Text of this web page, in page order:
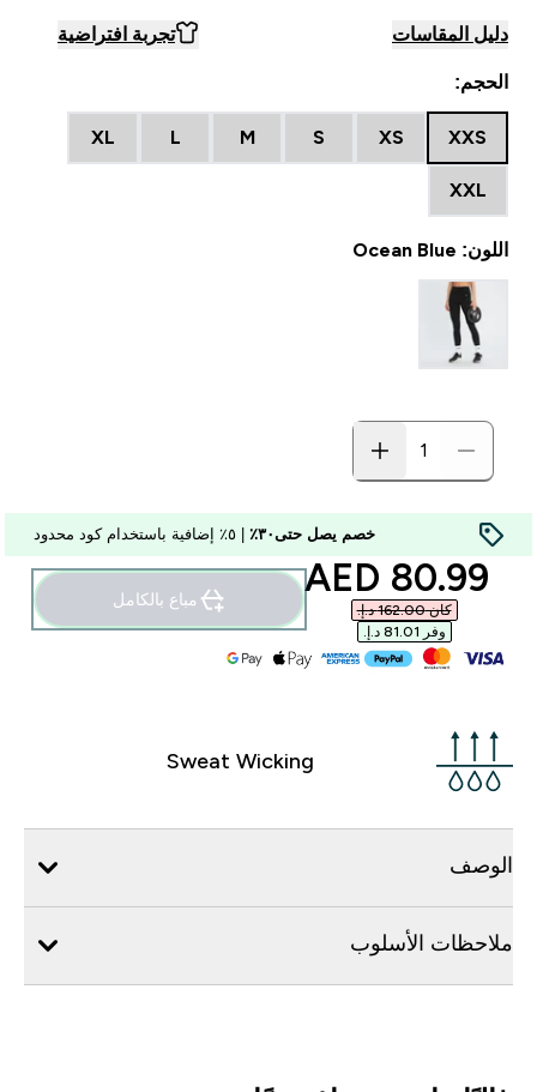
دليل المقاسات تجربة افتراضية
الحجم:
XXS
XS
S
M
L
XL
XXL
اللون: Ocean Blue
خصم يصل حتى٣٠٪
discounted price
80.99 AED‎
كان ‏162.00 د.إ.‏‎
وفر ‏81.01 د.إ.‏‎
مباع بالكامل
Sweat Wicking
الوصف
ملاحظات الأسلوب